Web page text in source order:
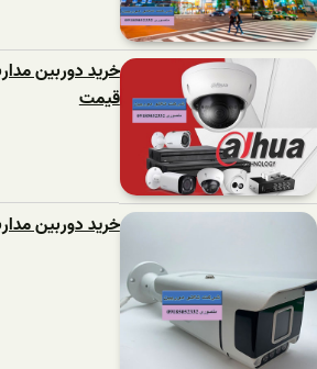
خرید دوربین
قیمت
خرید دوربین